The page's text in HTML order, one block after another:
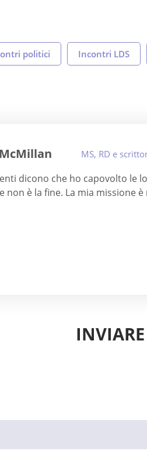
politici Incontri LDS
MS, RD e
dicono che ho capovolto le
non è la fine. La mia missione